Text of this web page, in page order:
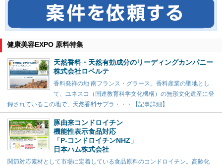
健康美容EXPO 原料特集
天然香料・天然有効成分のリーディングカンパニー
株式会社ロベルテ
香料発祥の地 南フランス・グラース。香料産業の聖地とし
て、ユネスコ（国連教育科学文化機構）の無形文化遺産に登
録されているこの地で、天然香料サプラ・・・【記事詳細】
豚由来コンドロイチン
機能性表示食品対応
「P-コンドロイチンNHZ」
日本ハム株式会社
関節対応素材として市場に定着している食品原料のコンドロイチン。高齢化